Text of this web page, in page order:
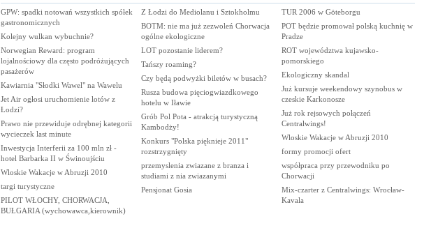
GPW: spadki notowań wszystkich spółek
gastronomicznych
Kolejny wulkan wybuchnie?
Norwegian Reward: program
lojalnościowy dla często podróżujących
pasażerów
Kawiarnia "Słodki Wawel" na Wawelu
Jet Air ogłosi uruchomienie lotów z
Łodzi?
Prawo nie przewiduje odrębnej kategorii
wycieczek last minute
Inwestycja Interferii za 100 mln zł -
hotel Barbarka II w Świnoujściu
Wloskie Wakacje w Abruzji 2010
targi turystyczne
PILOT WŁOCHY, CHORWACJA,
BUŁGARIA (wychowawca,kierownik)
Z Łodzi do Mediolanu i Sztokholmu
BOTM: nie ma już zezwoleń Chorwacja
ogólne ekologiczne
LOT pozostanie liderem?
Tańszy roaming?
Czy będą podwyżki biletów w busach?
Rusza budowa pięciogwiazdkowego
hotelu w Iławie
Grób Pol Pota - atrakcją turystyczną
Kambodży!
Konkurs "Polska pięknieje 2011"
rozstrzygnięty
przemyslenia zwiazane z branza i
studiami z nia zwiazanymi
Pensjonat Gosia
TUR 2006 w Göteborgu
POT będzie promował polską kuchnię w
Pradze
ROT województwa kujawsko-
pomorskiego
Ekologiczny skandal
Już kursuje weekendowy szynobus w
czeskie Karkonosze
Już rok rejsowych połączeń
Centralwings!
Wloskie Wakacje w Abruzji 2010
formy promocji ofert
współpraca przy przewodniku po
Chorwacji
Mix-czarter z Centralwings: Wrocław-
Kavala